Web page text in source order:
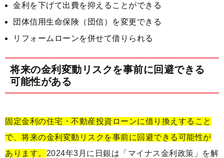
金利を下げて出費を抑えることができる
団体信用生命保険（団信）を変更できる
リフォームローンを併せて借りられる
将来の金利変動リスクを事前に回避できる
可能性がある
固定金利の住宅・不動産投資ローンに借り換えすること
で、将来の金利変動リスクを事前に回避できる可能性が
あります。 2024年3月に日銀は「マイナス金利政策」を解